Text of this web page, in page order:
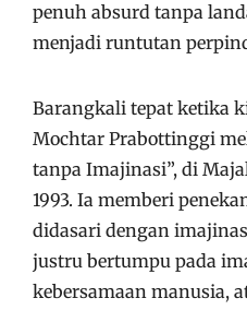
penuh absurd tanpa
menjadi runtutan
Barangkali tepat ketika
Mochtar Prabottinggi
tanpa Imajinasi”, di
1993. Ia memberi
didasari dengan
justru bertumpu pada
kebersamaan manusia,